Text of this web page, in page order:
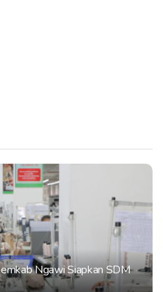
Ngawi Siapkan SDM